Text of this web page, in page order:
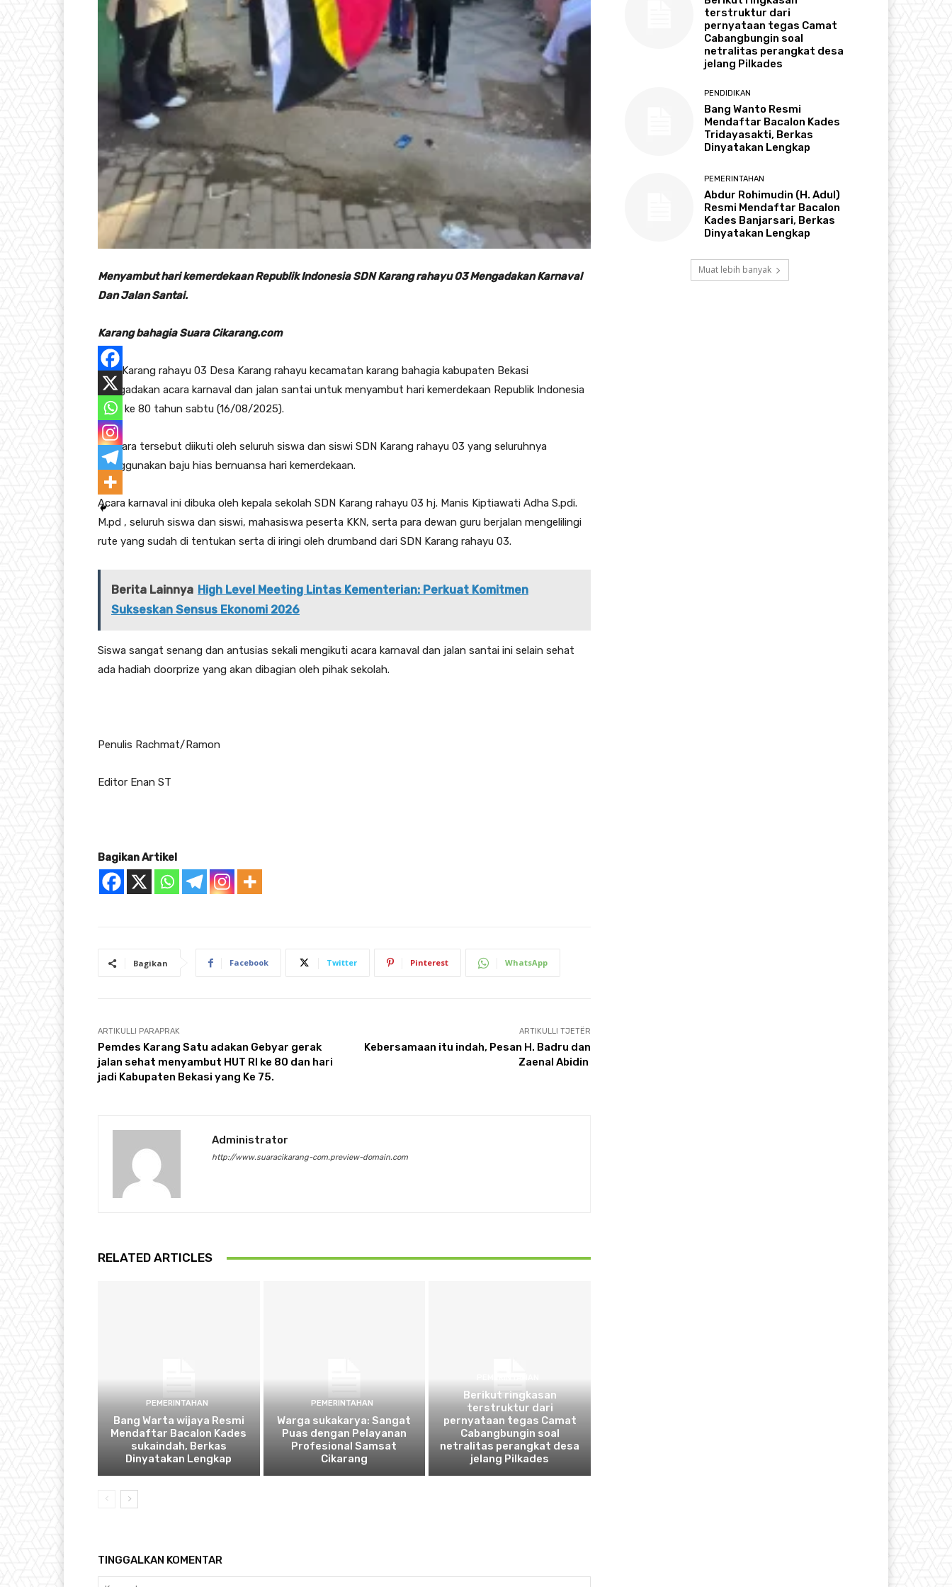
Menyambut hari kemerdekaan Republik Indonesia SDN Karang rahayu 03 Mengadakan Karnaval
Dan Jalan Santai.
Karang bahagia Suara Cikarang.com
SDN Karang rahayu 03 Desa Karang rahayu kecamatan karang bahagia kabupaten Bekasi
mengadakan acara karnaval dan jalan santai untuk menyambut hari kemerdekaan Republik Indonesia
yang ke 80 tahun sabtu (16/08/2025).
Di acara tersebut diikuti oleh seluruh siswa dan siswi SDN Karang rahayu 03 yang seluruhnya
menggunakan baju hias bernuansa hari kemerdekaan.
Acara karnaval ini dibuka oleh kepala sekolah SDN Karang rahayu 03 hj. Manis Kiptiawati Adha S.pdi.
M.pd , seluruh siswa dan siswi, mahasiswa peserta KKN, serta para dewan guru berjalan mengelilingi
rute yang sudah di tentukan serta di iringi oleh drumband dari SDN Karang rahayu 03.
Berita Lainnya High Level Meeting Lintas Kementerian: Perkuat Komitmen
Sukseskan Sensus Ekonomi 2026
Siswa sangat senang dan antusias sekali mengikuti acara karnaval dan jalan santai ini selain sehat
ada hadiah doorprize yang akan dibagian oleh pihak sekolah.
Penulis Rachmat/Ramon
Editor Enan ST
Bagikan Artikel
Bagikan Facebook Twitter Pinterest WhatsApp
ARTIKULLI PARAPRAK
Pemdes Karang Satu adakan Gebyar gerak
jalan sehat menyambut HUT RI ke 80 dan hari
jadi Kabupaten Bekasi yang Ke 75.
ARTIKULLI TJETËR
Kebersamaan itu indah, Pesan H. Badru dan
Zaenal Abidin
Administrator
http://www.suaracikarang-com.preview-domain.com
RELATED ARTICLES
PEMERINTAHAN
Bang Warta wijaya Resmi
Mendaftar Bacalon Kades
sukaindah, Berkas
Dinyatakan Lengkap
PEMERINTAHAN
Warga sukakarya: Sangat
Puas dengan Pelayanan
Profesional Samsat
Cikarang
Berikut ringkasan
terstruktur dari
pernyataan tegas Camat
Cabangbungin soal
netralitas perangkat desa
jelang Pilkades
TINGGALKAN KOMENTAR
terstruktur dari
pernyataan tegas Camat
Cabangbungin soal
netralitas perangkat desa
jelang Pilkades
PENDIDIKAN
Bang Wanto Resmi
Mendaftar Bacalon Kades
Tridayasakti, Berkas
Dinyatakan Lengkap
PEMERINTAHAN
Abdur Rohimudin (H. Adul)
Resmi Mendaftar Bacalon
Kades Banjarsari, Berkas
Dinyatakan Lengkap
Muat lebih banyak